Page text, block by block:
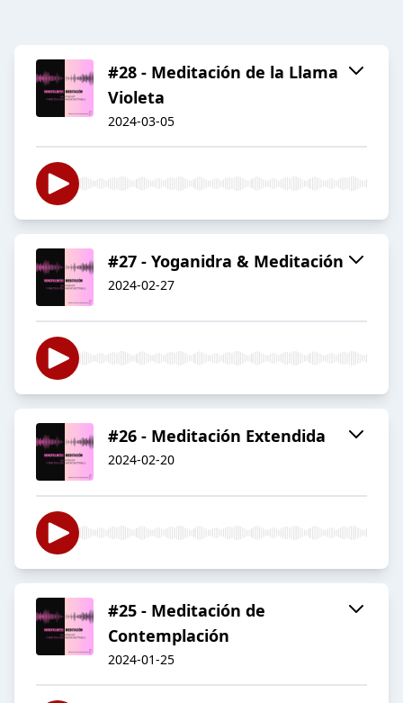
#28 - Meditación de la Llama
Violeta
2024-03-05
#27 - Yoganidra & Meditación
2024-02-27
#26 - Meditación Extendida
2024-02-20
#25 - Meditación de
Contemplación
2024-01-25